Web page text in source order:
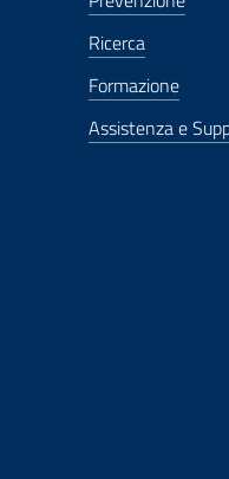
Ricerca
Formazione
Assistenza e